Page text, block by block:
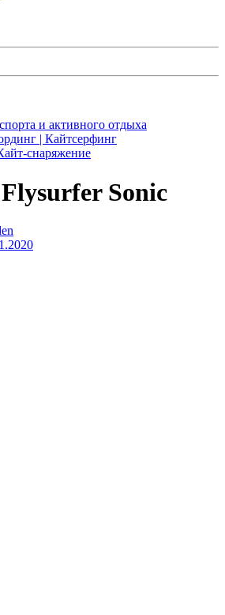
и активного отдыха
| Кайтсерфинг
снаряжение
Sonic